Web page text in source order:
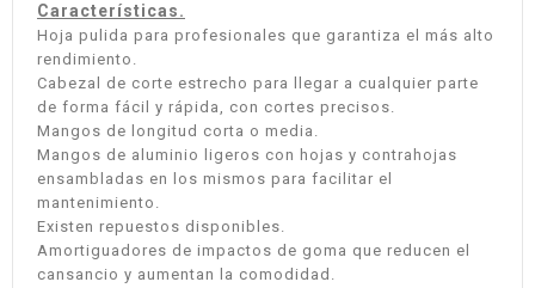
Características.
Hoja pulida para profesionales que garantiza el más alto
rendimiento.
Cabezal de corte estrecho para llegar a cualquier parte
de forma fácil y rápida, con cortes precisos.
Mangos de longitud corta o media.
Mangos de aluminio ligeros con hojas y contrahojas
ensambladas en los mismos para facilitar el
mantenimiento.
Existen repuestos disponibles.
Amortiguadores de impactos de goma que reducen el
cansancio y aumentan la comodidad.